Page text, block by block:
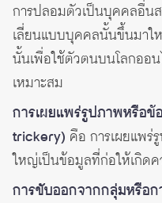
การปลอมตัวเป็นบุคคลอื่น
เลี่ยนแบบบุคคลนั้นขึ้นมาใ
นั้นเพื่อใช้ตัวตนบนโลกออ
เหมาะสม
การเผยแพร่รูปภาพหรือข้
trickery) คือ การเผยแพ
ใหญ่เป็นข้อมูลที่ก่อให้เกิด
การขับออกจากกลุ่มหรือ